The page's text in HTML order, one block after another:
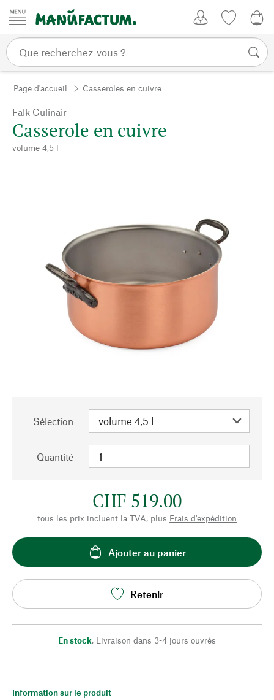
Passer au contenu
Page d'accueil Casseroles en cuivre
Falk Culinair
Casserole en cuivre
volume 4,5 l
Sélection
Quantité
CHF 519.00
tous les prix incluent la TVA, plus Frais d'expédition
Ajouter au panier
Retenir
En stock, Livraison dans 3-4 jours ouvrés
Information sur le produit